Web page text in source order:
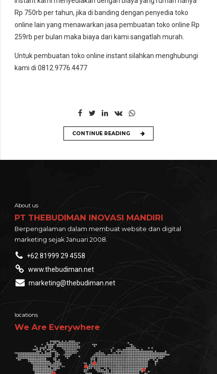
Rp 750rb per tahun, jika di banding dengan penyedia toko
online lain yang menawarkan jasa pembuatan toko online Rp
259rb per bulan maka biaya dari kami sangatlah murah.
Untuk pembuatan toko online instant silahkan menghubungi
kami di 0812.9776.4477
CONTINUE READING
About us
PT THEBUDIMAN INOVASI MANDIRI
Berpengalaman dalam membuat website dan digital
marketing sejak Januari 2008.
+62 81999 29 4558
www.thebudiman.net
marketing@thebudiman.net
locations
We Are Everywhere